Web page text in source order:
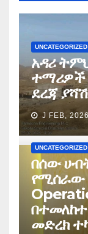
UNCATEGORIZED
አዳሪ
ተማሪዎች
ደረጃ
J FEB, 2026
UNCATEGORIZED
በሰው
የሚሰራው
መድረክ